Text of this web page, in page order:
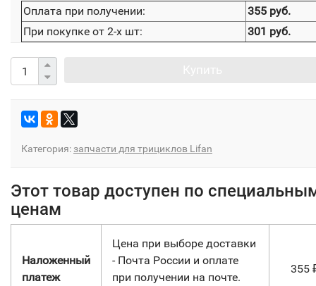
Оплата при получении:
355 руб.
При покупке от 2-х шт:
301 руб.
Категория:запчасти для трициклов Lifan
Этот товар доступен по
ценам
Наложенный
платеж
Цена при выборе доставки
- Почта России и оплате
при получении на почте.
355